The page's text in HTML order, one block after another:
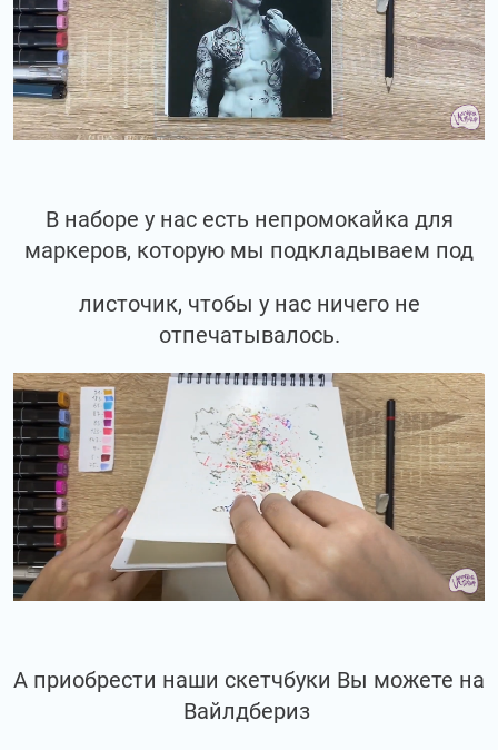
В наборе у нас есть непромокайка для
маркеров, которую мы подкладываем под
листочик, чтобы у нас ничего не
отпечатывалось.
А приобрести наши скетчбуки Вы можете на
Вайлдбериз